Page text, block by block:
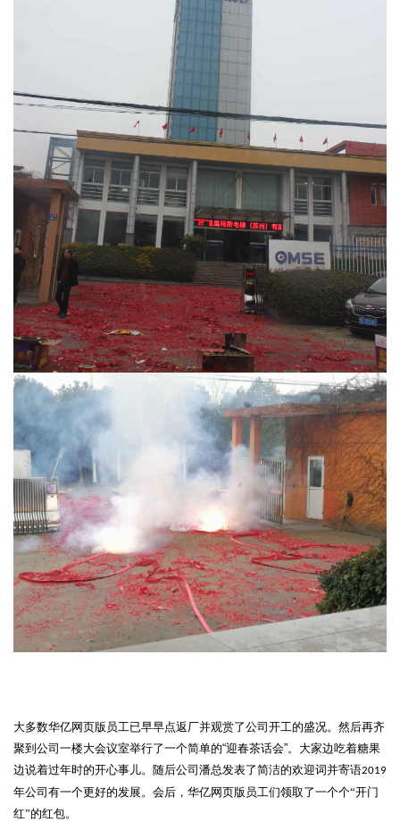
大多数华亿网页版员工已早早点返厂并观赏了公司开工的盛况。然后再齐
聚到公司一楼大会议室举行了一个简单的“迎春茶话会”。大家边吃着糖果
边说着过年时的开心事儿。随后公司潘总发表了简洁的欢迎词并寄语2019
年公司有一个更好的发展。会后，华亿网页版员工们领取了一个个“开门
红”的红包。